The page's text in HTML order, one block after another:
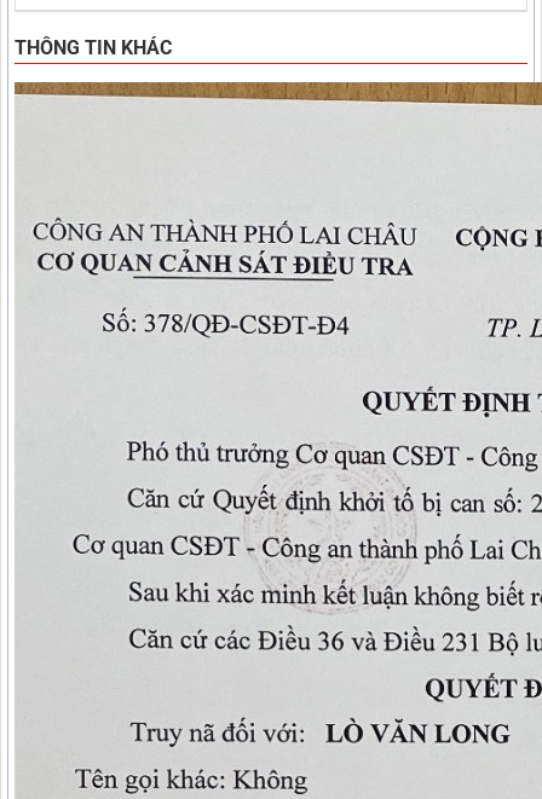
THÔNG TIN KHÁC